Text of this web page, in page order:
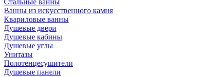
Стальные ванны
Ванны из искусственного камня
Квариловые ванны
Душевые двери
Душевые кабины
Душевые углы
Унитазы
Полотенцесушители
Душевые панели